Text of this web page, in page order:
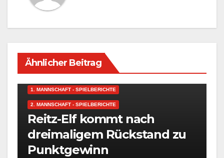
Ähnlicher Beitrag
1. MANNSCHAFT - SPIELBERICHTE
2. MANNSCHAFT - SPIELBERICHTE
Reitz-Elf kommt nach
dreimaligem Rückstand zu
Punktgewinn